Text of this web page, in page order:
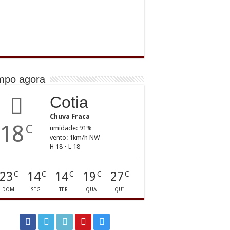
agora
18 C
Cotia
Chuva Fraca
umidade: 91%
vento: 1km/h NW
H 18 • L 18
23 C
DOM
14C
SEG
14C
TER
19 C
QUA
27 C
QUI